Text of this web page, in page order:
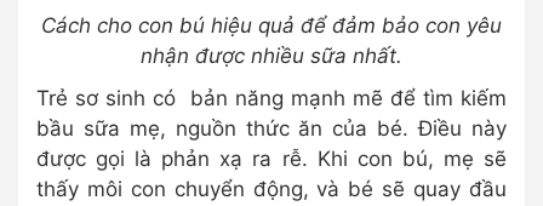
Cách cho con bú hiệu quả để đảm bảo con yêu
nhận được nhiều sữa nhất.
Trẻ sơ sinh có bản năng mạnh mẽ để tìm kiếm
bầu sữa mẹ, nguồn thức ăn của bé. Điều này
được gọi là phản xạ ra rễ. Khi con bú, mẹ sẽ
thấy môi con chuyển động, và bé sẽ quay đầu